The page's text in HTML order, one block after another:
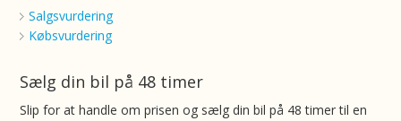
Salgsvurdering
Købsvurdering
Sælg din bil på 48 timer
Slip for at handle om prisen og sælg din bil på 48 timer til en